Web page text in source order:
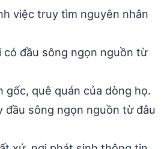
việc truy tìm nguyên nhân
có đầu sông ngọn nguồn từ
gốc, quê quán của dòng họ.
đầu sông ngọn nguồn từ đâu